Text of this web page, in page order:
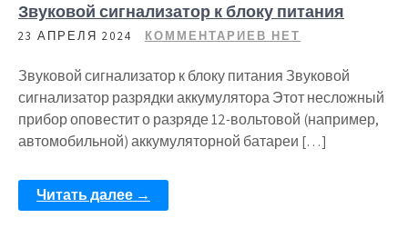
Звуковой сигнализатор к блоку питания
23 АПРЕЛЯ 2024 КОММЕНТАРИЕВ НЕТ
Звуковой сигнализатор к блоку питания Звуковой
сигнализатор разрядки аккумулятора Этот несложный
прибор оповестит о разряде 12-вольтовой (например,
автомобильной) аккумуляторной батареи […]
Читать далее →